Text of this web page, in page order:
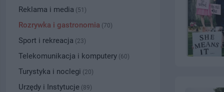
Reklama i media (51)
Rozrywka i gastronomia (70)
Sport i rekreacja (23)
Telekomunikacja i komputery (60)
Turystyka i noclegi (20)
Urzędy i Instytucje (89)